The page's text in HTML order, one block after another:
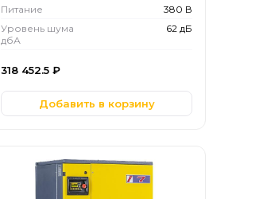
Питание
380 В
Уровень шума
дбА
62 дБ
318 452.5 ₽
Добавить в корзину